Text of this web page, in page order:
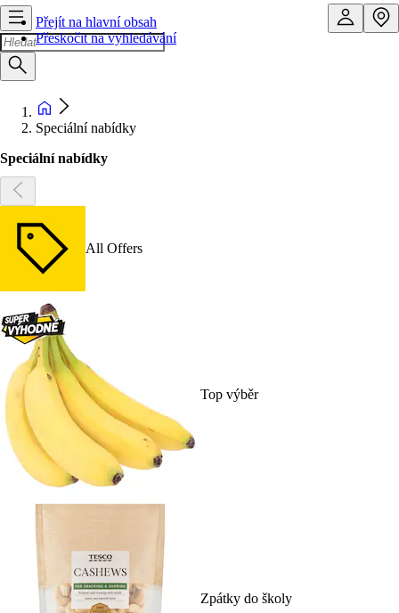
Přejít na hlavní obsah
Přeskočit na vyhledávání
Speciální nabídky
Speciální nabídky
All Offers
Top výběr
Zpátky do školy